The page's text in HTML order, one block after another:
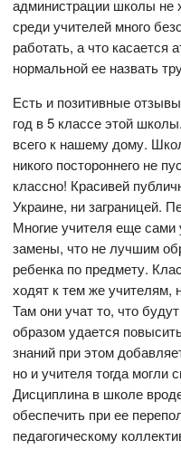
администрации школы не
среди учителей много
работать, а что касается
нормальной ее назвать
Есть и позитивные
год в 5 классе этой
всего к нашему дому.
никого постороннего не
классно! Красивей
Украине, ни заграницей.
Многие учителя еще сами
замены, что не лучшим
ребенка по предмету.
ходят к тем же учителям,
Там они учат то, что
образом удается
знаний при этом
но и учителя тогда могли
Дисциплина в школе
обеспечить при ее
педагогическому